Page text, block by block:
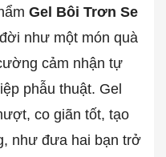
Gel Bôi Trơn Se
như một món quà
cảm nhận tự
phẫu thuật. Gel
co giãn tốt, tạo
như đưa hai bạn trở